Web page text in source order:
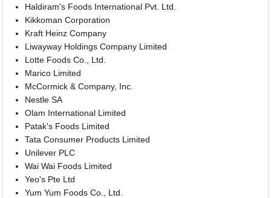
Haldiram's Foods International Pvt. Ltd.
Kikkoman Corporation
Kraft Heinz Company
Liwayway Holdings Company Limited
Lotte Foods Co., Ltd.
Marico Limited
McCormick & Company, Inc.
Nestle SA
Olam International Limited
Patak's Foods Limited
Tata Consumer Products Limited
Unilever PLC
Wai Wai Foods Limited
Yeo's Pte Ltd
Yum Yum Foods Co., Ltd.